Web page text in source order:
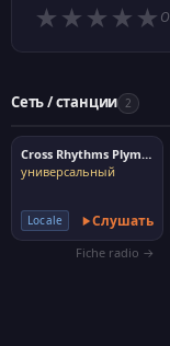
★ ★ ★ ★ ★
Сеть / станции 2
Cross Rhythms Plymouth
универсальный
Locale Слушать
Fiche radio →